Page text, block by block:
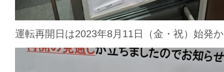
運転再開日は2023年8月11日（金・祝）始発